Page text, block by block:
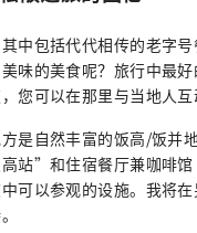
中包括代代相传的老字
味的美食呢？旅行中最
您可以在那里与当地人互
是自然丰富的饭高/饭并
站”和住宿餐厅兼咖啡
可以参观的设施。我将